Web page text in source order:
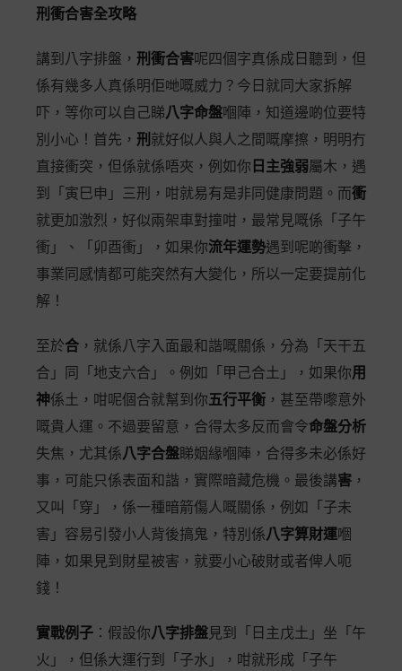
刑衝合害全攻略
講到八字排盤， 刑衝合害呢四個字真係成日聽到，但
係有幾多人真係明佢哋嘅威力？今日就同大家拆解
吓，等你可以自己睇八字命盤嗰陣，知道邊啲位要特
別小心！首先， 刑 就好似人與人之間嘅摩擦，明明冇
直接衝突，但係就係唔夾，例如你 日主強弱屬木，遇
到「寅巳申」三刑，咁就易有是非同健康問題。而衝
就更加激烈，好似兩架車對撞咁，最常見嘅係「子午
衝」、「卯酉衝」，如果你流年運勢遇到呢啲衝擊，
事業同感情都可能突然有大變化，所以一定要提前化
解！
至於合 ，就係八字入面最和諧嘅關係，分為「天干五
合」同「地支六合」。例如「甲己合土」，如果你用
神係土，咁呢個合就幫到你五行平衡 ，甚至帶嚟意外
嘅貴人運。不過要留意，合得太多反而會令命盤分析
失焦，尤其係八字合盤睇姻緣嗰陣，合得多未必係好
事，可能只係表面和諧，實際暗藏危機。最後講害 ，
又叫「穿」，係一種暗箭傷人嘅關係，例如「子未
害」容易引發小人背後搞鬼，特別係八字算財運嗰
陣，如果見到財星被害，就要小心破財或者俾人呃
錢！
實戰例子 ：假設你八字排盤見到「日主戊土」坐「午
火」，但係大運行到「子水」，咁就形成「子午